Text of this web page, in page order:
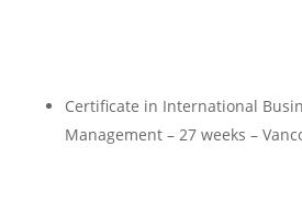
Certificate in International
Management – 27 weeks –